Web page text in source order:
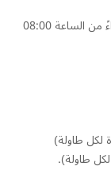
هذا العرض متوفر حصرياً من 12 إلى 25 ديسمبر، ابتداءً من الساعة 08:00
لكل طاولة)
طاولة).